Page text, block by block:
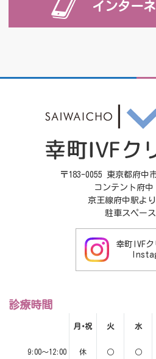
インター
〒183-0055 東京都府中
コンテント府中
京王線府中駅よ
駐車スペー
幸町IVF
診療時間
月･祝 火 水
9:00～12:00 休 ○ ○